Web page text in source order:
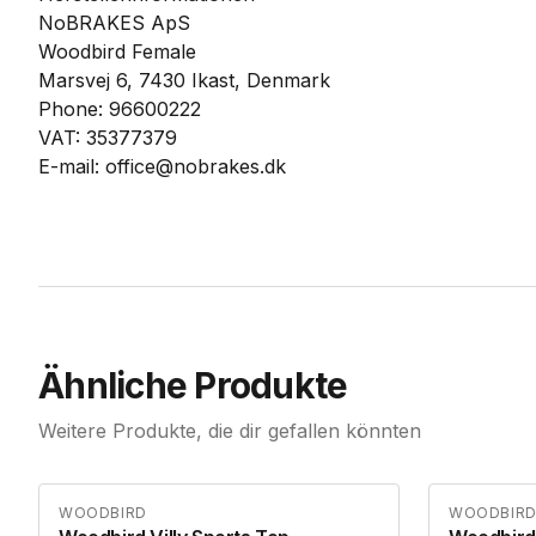
NoBRAKES ApS
Woodbird Female
Marsvej 6, 7430 Ikast, Denmark
Phone: 96600222
VAT: 35377379
E-mail: office@nobrakes.dk
Ähnliche Produkte
Weitere Produkte, die dir gefallen könnten
WOODBIRD WOODBIRD